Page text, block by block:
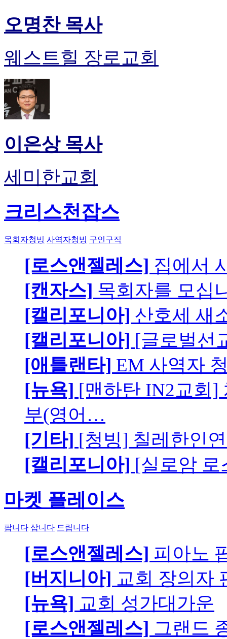
오명찬 목사
웨스트힐 장로교회
이은상 목사
세미한교회
크리스천잡스
목회자청빙 사역자청빙 구인구직
[로스앤젤레스] 집에서
[캔자스] 목회자를 모십
[캘리포니아] 산호세 새
[캘리포니아] [글로벌선
[애틀랜타] EM 사역자
[뉴욕] [맨하탄 IN2교회]
부(영어…
[기타] [청빙] 칠레한인
[캘리포니아] [실로암 로
마켓 플레이스
팝니다 삽니다 드립니다
[로스앤젤레스] 피아노
[버지니아] 교회 장의자
[뉴욕] 교회 성가대가운
[로스앤젤레스] 그랜드